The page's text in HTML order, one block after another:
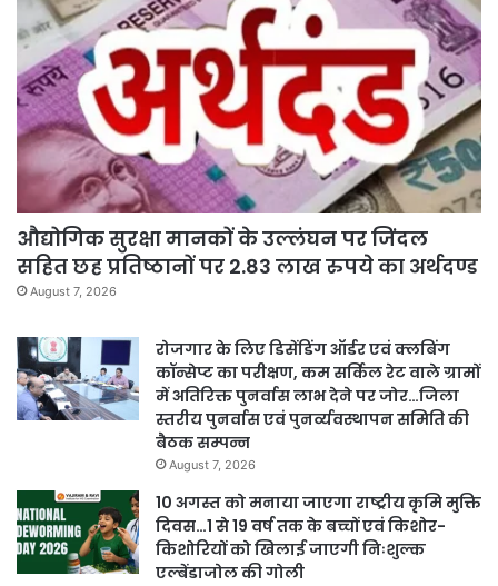
औद्योगिक सुरक्षा मानकों के उल्लंघन पर जिंदल
सहित छह प्रतिष्ठानों पर 2.83 लाख रुपये का अर्थदण्ड
August 7, 2026
रोजगार के लिए डिसेंडिंग ऑर्डर एवं क्लबिंग
कॉन्सेप्ट का परीक्षण, कम सर्किल रेट वाले ग्रामों
में अतिरिक्त पुनर्वास लाभ देने पर जोर…जिला
स्तरीय पुनर्वास एवं पुनर्व्यवस्थापन समिति की
बैठक सम्पन्न
August 7, 2026
10 अगस्त को मनाया जाएगा राष्ट्रीय कृमि मुक्ति
दिवस…1 से 19 वर्ष तक के बच्चों एवं किशोर-
किशोरियों को खिलाई जाएगी निःशुल्क
एल्बेंडाजोल की गोली